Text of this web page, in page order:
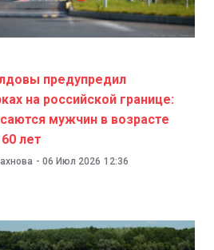
предупредил
на российской границе:
мужчин в возрасте
лет
- 06 Июл 2026 12:36